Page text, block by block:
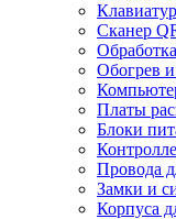
Сканер
Обогрев
Платы
Блоки
Провода
Замки и
Корпуса